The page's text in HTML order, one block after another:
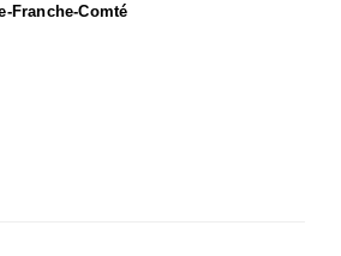
Franche-Comté